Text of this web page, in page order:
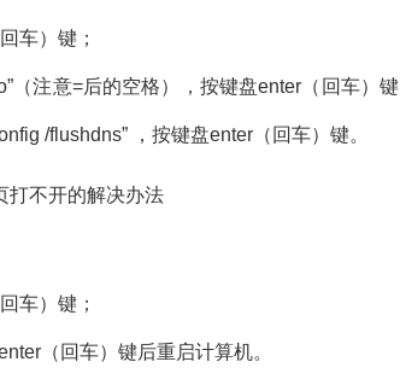
车）键；
注意=后的空格），按键盘enter（回车）键
/flushdns” ，按键盘enter（回车）键。
车）键；
（回车）键后重启计算机。